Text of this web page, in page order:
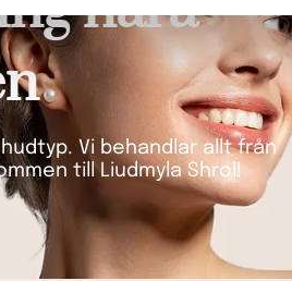
Vi behandlar allt från
till Liudmyla Shrol!